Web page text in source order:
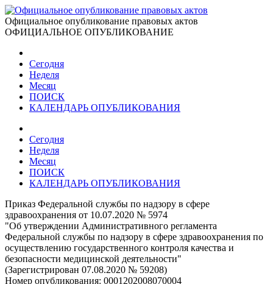
Официальное опубликование правовых актов
ОФИЦИАЛЬНОЕ ОПУБЛИКОВАНИЕ
Сегодня
Неделя
Месяц
ПОИСК
КАЛЕНДАРЬ ОПУБЛИКОВАНИЯ
Сегодня
Неделя
Месяц
ПОИСК
КАЛЕНДАРЬ ОПУБЛИКОВАНИЯ
Приказ Федеральной службы по надзору в сфере
здравоохранения от 10.07.2020 № 5974
"Об утверждении Административного регламента
Федеральной службы по надзору в сфере здравоохранения по
осуществлению государственного контроля качества и
безопасности медицинской деятельности"
(Зарегистрирован 07.08.2020 № 59208)
Номер опубликования: 0001202008070004